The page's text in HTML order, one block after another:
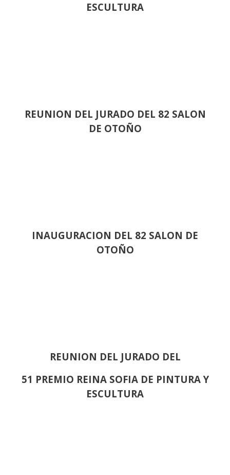
ESCULTURA
REUNION DEL JURADO DEL 82 SALON
DE OTOÑO
INAUGURACION DEL 82 SALON DE
OTOÑO
REUNION DEL JURADO DEL
51 PREMIO REINA SOFIA DE PINTURA Y
ESCULTURA